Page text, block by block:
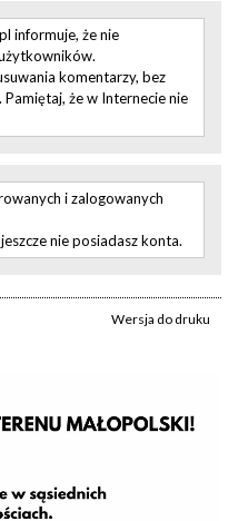
informuje, że nie
komentarzy, bez
że w Internecie nie
i zalogowanych
nie posiadasz konta.
Wersja do druku